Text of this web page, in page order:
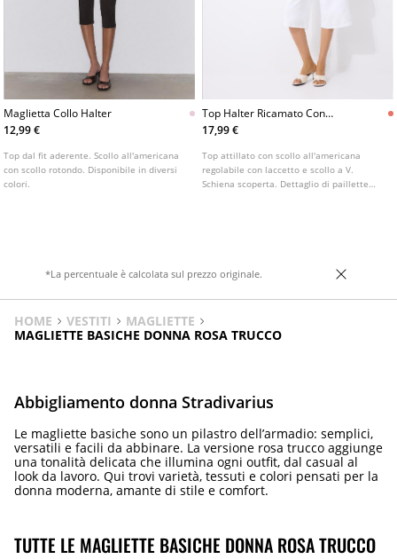
Maglietta Collo Halter
12,99 €
Top dal fit aderente. Scollo all'americana
con scollo rotondo. Disponibile in diversi
colori.
Top Halter Ricamato Con
Brillanti
17,99 €
Top attillato con scollo all'americana
regolabile con laccetto e scollo a V.
Schiena scoperta. Dettaglio di paillette
*La percentuale è calcolata sul prezzo originale.
HOME VESTITI
MAGLIETTE
MAGLIETTE BASICHE DONNA ROSA TRUCCO
Abbigliamento donna Stradivarius
Le magliette basiche sono un pilastro dell’armadio: semplici,
versatili e facili da abbinare. La versione rosa trucco aggiunge
una tonalità delicata che illumina ogni outfit, dal casual al
look da lavoro. Qui trovi varietà, tessuti e colori pensati per la
donna moderna, amante di stile e comfort.
TUTTE LE MAGLIETTE BASICHE DONNA ROSA TRUCCO